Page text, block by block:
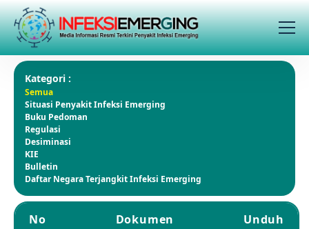
Kategori :
Semua
Situasi Penyakit Infeksi Emerging
Buku Pedoman
Regulasi
Desiminasi
KIE
Bulletin
Daftar Negara Terjangkit Infeksi Emerging
No Dokumen Unduh